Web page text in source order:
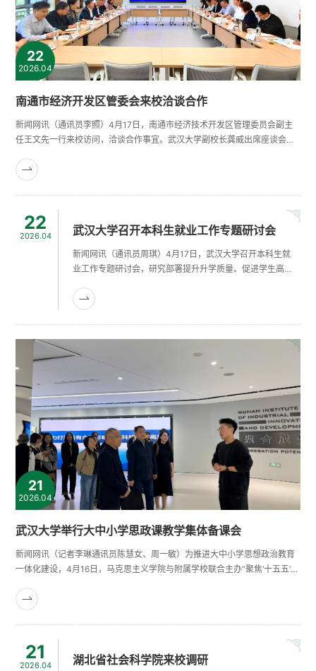
22
2026.04
南通市经济开发区管委会来校洽谈合作
新闻网讯（通讯员李照）4月17日，南通市经济技术开发区管理委员会副主
任王文先一行来校访问，洽谈合作事宜。武汉大学副校长龚威出席座谈会。
要的产业高地，希望双方以此次交流为契机，深化在关键技术、成果转化、
人才培养等方面的合作，加快形成“研发在武大、转化在南通、产业在长三
角”的协同发展生态。王文先表示，武汉大学办学实力雄厚、学科优势突
出。......
22
2026.04 武汉大学召开本科生就业工作专题研讨会
新闻网讯（通讯员周琪）4月17日，武汉大学召开本科生就
业工作专题研讨会，研究部署提升升学质量、促进学生高质
入分析了当前本科生升学就业工作面临的形势与挑战。各学
院代表结合本单位实际，围绕升学就业指导精准化、生涯教
育前置化、培养方案优化等议题展开交流，并就完善本研招
生联动机制、加强留学项目供给、强化分类指导服务等提出
建设性意见。相关职能部门现场回应学......
21
2026.04
武汉大学举行大中小学思政课教学集体备课会
新闻网讯（记者李琳通讯员陈慧女、周一敏）为推进大中小学思想政治教育
一体化建设，4月16日，马克思主义学院与附属学校联合主办“聚焦‘十五五’新
义学院副教授任艳以《“十五五”规划融入大中小学思政课教学的思考和建
议》为主题作微报告。武汉大学第一附属小学刘丹卉、第二附属小学张坤、
附属外语学校孙传丽、附属中学戚文凯、马克思主义学院朱静芸等......
21
2026.04 湖北省社会科学院来校调研